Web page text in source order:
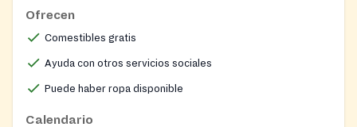
Ofrecen
Comestibles gratis
Ayuda con otros servicios sociales
Puede haber ropa disponible
Calendario